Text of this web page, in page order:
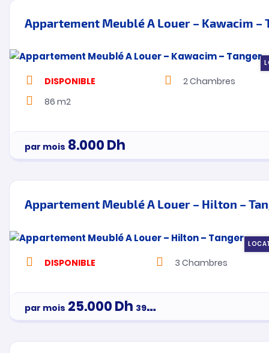
Appartement Meublé A Louer – Kawacim –
DISPONIBLE 2Chambres
86 m2
par mois 8.000Dh
Appartement Meublé A Louer – Hilton –
DISPONIBLE 3 Chambres
par mois 25.000Dh 3900000